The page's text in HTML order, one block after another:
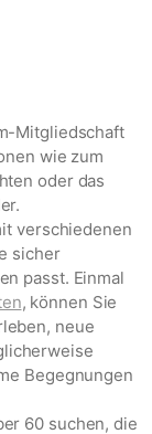
Mitgliedschaft
wie zum
oder das
verschiedenen
sicher
passt. Einmal
, können Sie
neue
Begegnungen
60 suchen, die